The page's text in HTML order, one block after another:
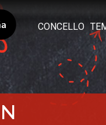
CONCELLO